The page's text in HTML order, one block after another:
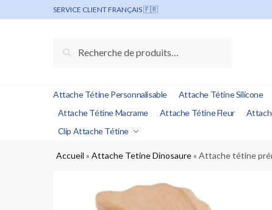
SERVICE CLIENT FRANÇAIS 🇫🇷
Recherche
Attache Tétine Personnalisable Attache Tétine Silicone
Attache Tétine Macrame
Attache Tétine Fleur
Clip Attache Tétine
Accueil »Attache Tetine Dinosaure»Attache tétine